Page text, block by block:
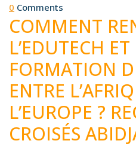
0 Comments
COMMENT
L’EDUTECH
FORMATION
ENTRE
L’EUROPE ?
CROISÉS